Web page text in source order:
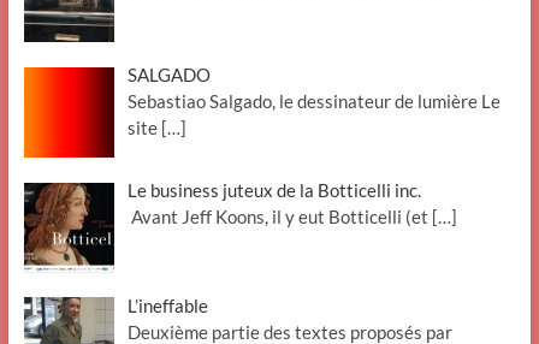
SALGADO
Sebastiao Salgado, le dessinateur de lumière Le
site […]
Le business juteux de la Botticelli inc.
Avant Jeff Koons, il y eut Botticelli (et […]
L’ineffable
Deuxième partie des textes proposés par